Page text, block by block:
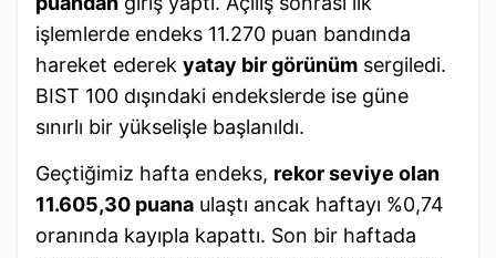
işlemlerde endeks 11.270 puan bandında
hareket ederek yatay bir görünüm sergiledi.
BIST 100 dışındaki endekslerde ise güne
sınırlı bir yükselişle başlanıldı.
Geçtiğimiz hafta endeks, rekor seviye olan
11.605,30 puana ulaştı ancak haftayı %0,74
oranında kayıpla kapattı. Son bir haftada